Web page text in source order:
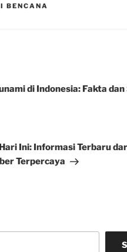
BENCANA
di Indonesia: Fakta
Ini: Informasi Terbaru
Terpercaya